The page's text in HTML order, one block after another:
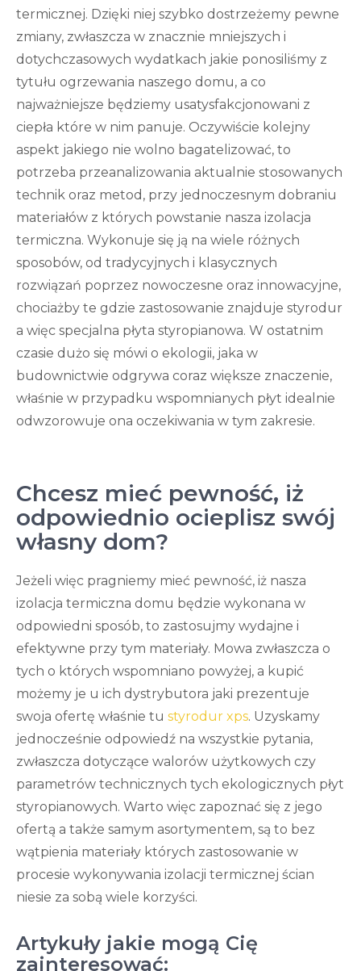
termicznej. Dzięki niej szybko dostrzeżemy pewne
zmiany, zwłaszcza w znacznie mniejszych i
dotychczasowych wydatkach jakie ponosiliśmy z
tytułu ogrzewania naszego domu, a co
najważniejsze będziemy usatysfakcjonowani z
ciepła które w nim panuje. Oczywiście kolejny
aspekt jakiego nie wolno bagatelizować, to
potrzeba przeanalizowania aktualnie stosowanych
technik oraz metod, przy jednoczesnym dobraniu
materiałów z których powstanie nasza izolacja
termiczna. Wykonuje się ją na wiele różnych
sposobów, od tradycyjnych i klasycznych
rozwiązań poprzez nowoczesne oraz innowacyjne,
chociażby te gdzie zastosowanie znajduje styrodur
a więc specjalna płyta styropianowa. W ostatnim
czasie dużo się mówi o ekologii, jaka w
budownictwie odgrywa coraz większe znaczenie,
właśnie w przypadku wspomnianych płyt idealnie
odwzorowuje ona oczekiwania w tym zakresie.
Chcesz mieć pewność, iż
odpowiednio ocieplisz swój
własny dom?
Jeżeli więc pragniemy mieć pewność, iż nasza
izolacja termiczna domu będzie wykonana w
odpowiedni sposób, to zastosujmy wydajne i
efektywne przy tym materiały. Mowa zwłaszcza o
tych o których wspomniano powyżej, a kupić
możemy je u ich dystrybutora jaki prezentuje
swoja ofertę właśnie tu styrodur xps. Uzyskamy
jednocześnie odpowiedź na wszystkie pytania,
zwłaszcza dotyczące walorów użytkowych czy
parametrów technicznych tych ekologicznych płyt
styropianowych. Warto więc zapoznać się z jego
ofertą a także samym asortymentem, są to bez
wątpienia materiały których zastosowanie w
procesie wykonywania izolacji termicznej ścian
niesie za sobą wiele korzyści.
Artykuły jakie mogą Cię
zainteresować: